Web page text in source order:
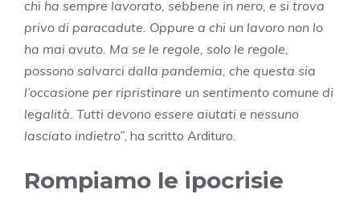
chi ha sempre lavorato, sebbene in nero, e si trova
privo di paracadute. Oppure a chi un lavoro non lo
ha mai avuto. Ma se le regole, solo le regole,
possono salvarci dalla pandemia, che questa sia
l’occasione per ripristinare un sentimento comune di
legalità. Tutti devono essere aiutati e nessuno
lasciato indietro”, ha scritto Ardituro.
Rompiamo le ipocrisie